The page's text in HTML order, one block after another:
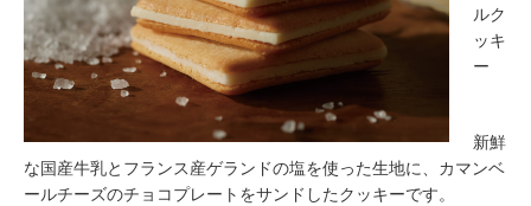
ルク
ッキ
ー
新鮮
な国産牛乳とフランス産ゲランドの塩を使った生地に、カマンベ
ールチーズのチョコプレートをサンドしたクッキーです。